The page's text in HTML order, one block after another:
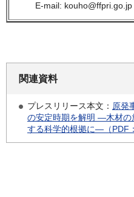
E-mail: kouho@ffpri.go.jp
関連資料
プレスリリース本文： 原発
の安定時期を解明 —木材の
する科学的根拠に—（PDF